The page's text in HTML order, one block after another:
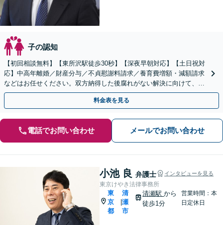
子の認知
【初回相談無料】【東所沢駅徒歩30秒】【深夜早朝対応】【土日祝対
応】中高年離婚／財産分与／不貞慰謝料請求／養育費増額・減額請求
などはお任せください。双方納得した後腐れがない解決に向けて、全
力を尽くします。
料金表を見る
電話でお問い合わせ メールでお問い合わせ
小池 良 弁護士 インタビューを見る
東京けやき法律事務所
東
京
都
清
瀬
市
清瀬駅から
徒歩1分
営業時間：本
日定休日